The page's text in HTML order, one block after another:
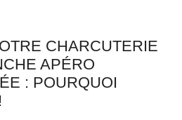
CHARCUTERIE
APÉRO
: POURQUOI